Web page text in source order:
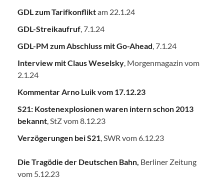
GDL zum Tarifkonfliktam 22.1.24
GDL-Streikaufruf , 7.1.24
GDL-PM zum Abschluss mit Go-Ahead , 7.1.24
Interview mit Claus Weselsky , Morgenmagazin vom
2.1.24
Kommentar Arno Luik vom 17.12.23
S21: Kostenexplosionen waren intern schon 2013
bekannt , StZ vom 8.12.23
Verzögerungen bei S21 , SWR vom 6.12.23
Die Tragödie der Deutschen Bahn Berliner Zeitung
vom 5.12.23